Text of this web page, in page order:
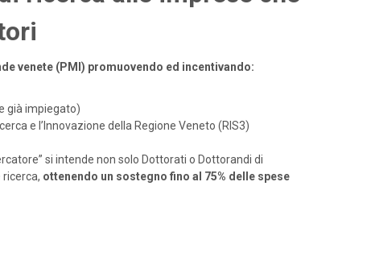
venete (PMI) promuovendo ed incentivando:
già impiegato)
e l’Innovazione della Regione Veneto (RIS3)
si intende non solo Dottorati o Dottorandi di
ottenendo un sostegno fino al 75% delle spese